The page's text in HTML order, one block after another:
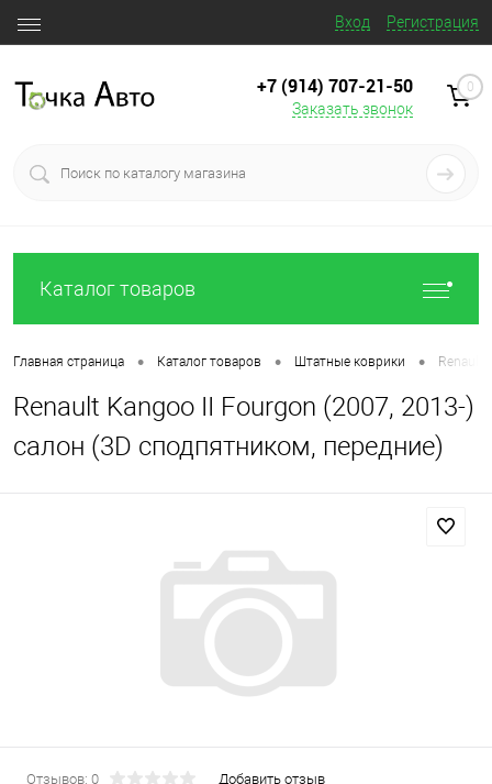
Вход Регистрация
+7 (914) 707‒21‒50
Заказать звонок
0
Каталог товаров
Главная страница • Каталог товаров • Штатные коврики • Renault
Renault Kangoo II Fourgon (2007, 2013-)
салон (3D сподпятником, передние)
Отзывов: 0
Добавить отзыв